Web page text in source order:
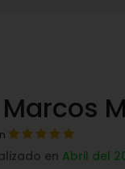
en Abril del